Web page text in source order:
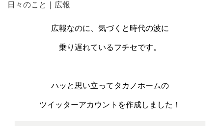
日々のこと
広報
広報なのに、気づくと時代の波に
乗り遅れているフチセです。
ハッと思い立ってタカノホームの
ツイッターアカウントを作成しました！